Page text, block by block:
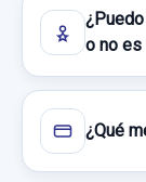
14,87 €
Sin IVA,
35,00 €
o no es
¿Qué